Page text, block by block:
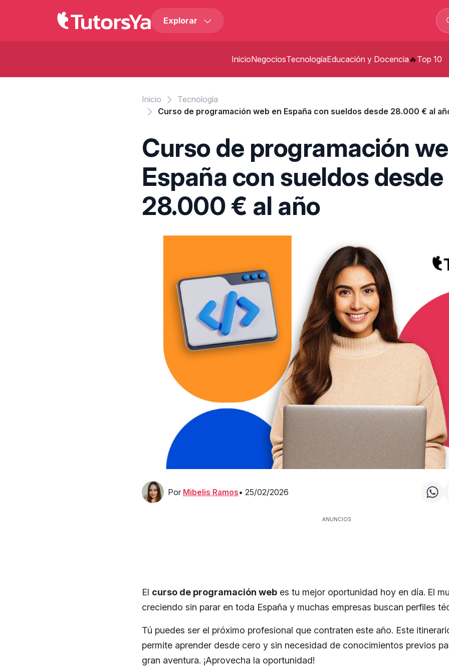
Explorar
InicioNegociosTecnologíaEducación y Docencia Top 10
Inicio
Tecnología
Curso de programación web en España con sueldos desde 28.000 € al
Curso de programación
España con sueldos desde
28.000 € al año
Por Mibelis Ramos• 25/02/2026
ANUNCIOS
El curso de programación web es tu mejor oportunidad hoy en día. El
creciendo sin parar en toda España y muchas empresas buscan perfiles
Tú puedes ser el próximo profesional que contraten este año. Este
permite aprender desde cero y sin necesidad de conocimientos previos
gran aventura. ¡Aprovecha la oportunidad!